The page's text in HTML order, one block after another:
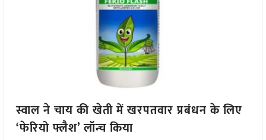
स्वाल ने चाय की खेती में खरपतवार प्रबंधन के लिए
‘फेरियो फ्लैश’ लॉन्च किया